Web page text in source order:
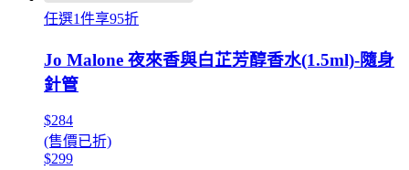
任選1件享95折
Jo Malone 夜來香與白芷芳醇香水(1.5ml)-隨身
針管
$284
(售價已折)
$299